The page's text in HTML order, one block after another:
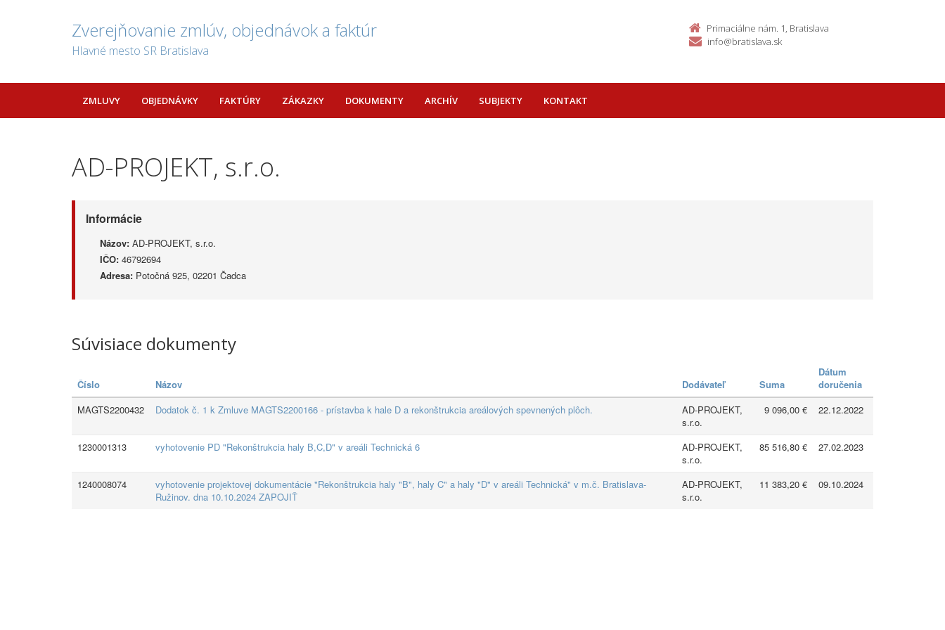
Zverejňovanie zmlúv, objednávok a faktúr
Hlavné mesto SR Bratislava
Primaciálne nám. 1, Bratislava
info@bratislava.sk
ZMLUVY OBJEDNÁVKY FAKTÚRY ZÁKAZKY DOKUMENTY ARCHÍV SUBJEKTY KONTAKT
AD-PROJEKT, s.r.o.
Informácie
Názov: AD-PROJEKT, s.r.o.
IČO: 46792694
Adresa: Potočná 925, 02201 Čadca
Súvisiace dokumenty
Číslo Názov Dodávateľ Suma
Dátum
doručenia
MAGTS2200432
Dodatok č. 1 k Zmluve MAGTS2200166 - prístavba k hale D a rekonštrukcia areálových spevnených plôch.
AD-PROJEKT,
s.r.o.
9 096,00 € 22.12.2022
1230001313 vyhotovenie PD "Rekonštrukcia haly B,C,D" v areáli Technická 6
AD-PROJEKT,
s.r.o.
85 516,80 € 27.02.2023
1240008074
vyhotovenie projektovej dokumentácie "Rekonštrukcia haly "B", haly C" a haly "D" v areáli Technická" v m.č. Bratislava-
Ružinov. dna 10.10.2024 ZAPOJIŤ
AD-PROJEKT,
s.r.o.
11 383,20 € 09.10.2024